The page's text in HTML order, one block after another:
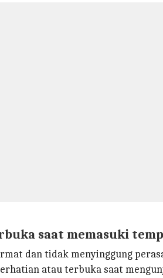
saat memasuki
dan tidak menyinggung
atau terbuka saat